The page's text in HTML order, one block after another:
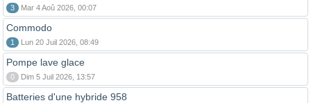
3 Mar 4 Aoû 2026, 00:07
Commodo
1 Lun 20 Juil 2026, 08:49
Pompe lave glace
0 Dim 5 Juil 2026, 13:57
Batteries d'une hybride 958